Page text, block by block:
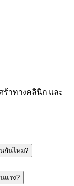
ร้าทางคลินิก และ
นกันไหม?
แรง?